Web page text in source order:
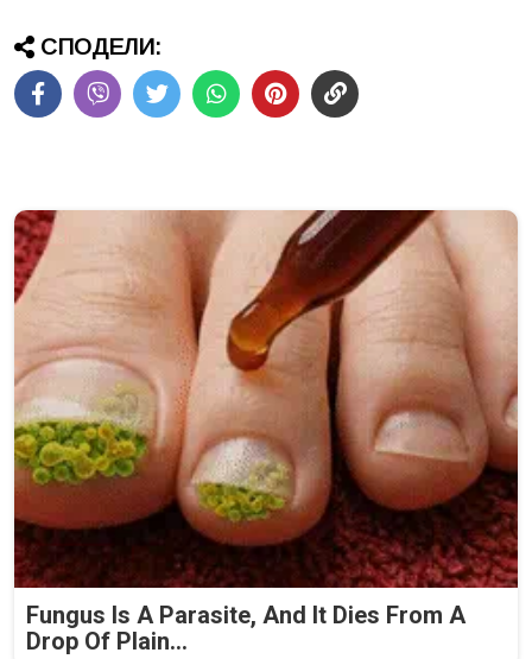
СПОДЕЛИ:
Fungus Is A Parasite, And It Dies From A
Drop Of Plain...